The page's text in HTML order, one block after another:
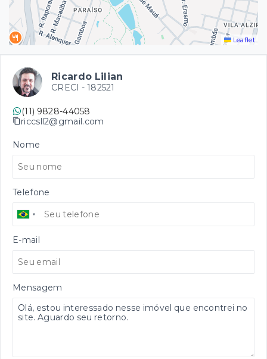
Leaflet
Ricardo Lilian
CRECI - 182521
(11) 9828-44058
riccsll2@gmail.com
Nome
Telefone
E-mail
Mensagem